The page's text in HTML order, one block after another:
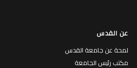
عن القدس
لمحة عن جامعة القدس
مكتب رئيس الجامعة